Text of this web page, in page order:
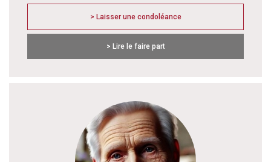
> Laisser une condoléance
> Lire le faire part